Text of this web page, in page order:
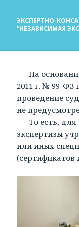
ЭКСПЕРТНО-
“НЕЗАВИСИМАЯ
На
2011 г. № 99-ФЗ
проведение
не
То есть, для
экспертизы
или иных
(сертификатов